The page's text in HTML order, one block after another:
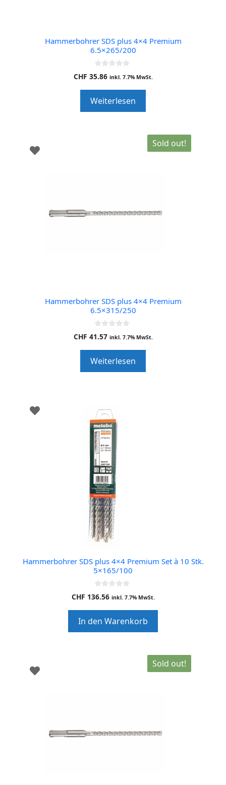
Hammerbohrer SDS plus 4×4 Premium
6.5×265/200
0
o
o
f
5
CHF 35.86 inkl. 7.7% MwSt.
Weiterlesen
Sold out!
Hammerbohrer SDS plus 4×4 Premium
6.5×315/250
0
o
o
f
5
CHF 41.57 inkl. 7.7% MwSt.
Weiterlesen
Hammerbohrer SDS plus 4×4 Premium Set à 10 Stk.
5×165/100
0
o
o
f
5
CHF 136.56 inkl. 7.7% MwSt.
In den Warenkorb
Sold out!